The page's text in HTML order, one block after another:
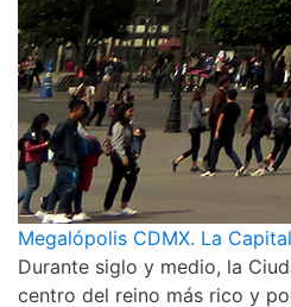
Megalópolis CDMX. La
Durante siglo y medio, la
centro del reino más rico y